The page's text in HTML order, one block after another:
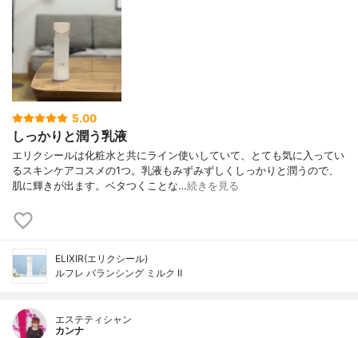
5.00
しっかりと潤う乳液
エリクシールは化粧水と共にライン使いしていて、とても気に入ってい
るスキンケアコスメの1つ。乳液もみずみずしくしっかりと潤うので、
肌に輝きが出ます。ベタつくことな…続きを見る
ELIXIR(エリクシール)
ルフレ バランシング ミルク Ⅱ
エステティシャン
カンナ